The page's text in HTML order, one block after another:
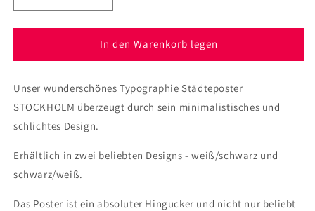
die
Menge
Poster
STOCKHOLM
die
Menge
für
Poster
STOCKHOLM
In den Warenkorb legen
Unser wunderschönes Typographie Städteposter
STOCKHOLM überzeugt durch sein minimalistisches und
schlichtes Design.
Erhältlich in zwei beliebten Designs - weiß/schwarz und
schwarz/weiß.
Das Poster ist ein absoluter Hingucker und nicht nur beliebt